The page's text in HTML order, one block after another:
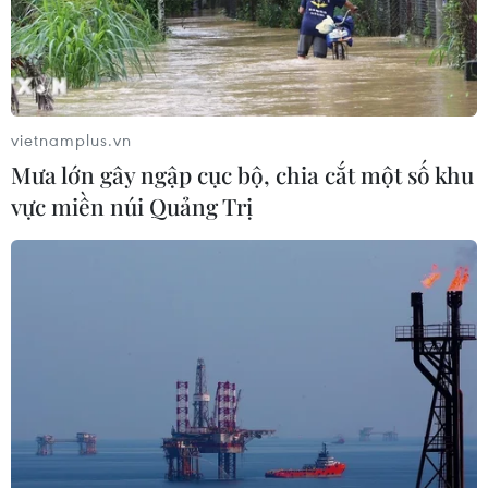
Từ ngày 9/8, cảnh báo nắng nóng
diện rộng ở khu vực Bắc Bộ và Trung
Bộ
Xem thêm
CƠ QUAN CHỦ QUẢN: THÔNG TẤN XÃ VIỆT NAM
Tổng Biên tập: TRẦN TIẾN DUẨN
Phó Tổng Biên tập: NGUYỄN THỊ TÁM, KHÚC THANH
vietnamplus.vn
Mưa lớn gây ngập cục bộ, chia cắt một số khu
vực miền núi Quảng Trị